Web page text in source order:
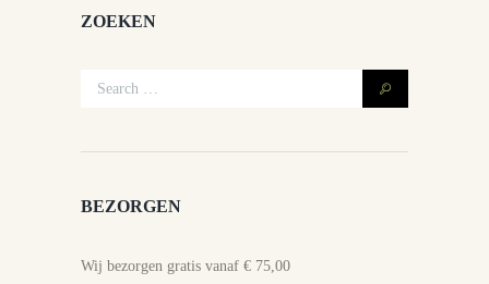
ZOEKEN
BEZORGEN
Wij bezorgen gratis vanaf € 75,00